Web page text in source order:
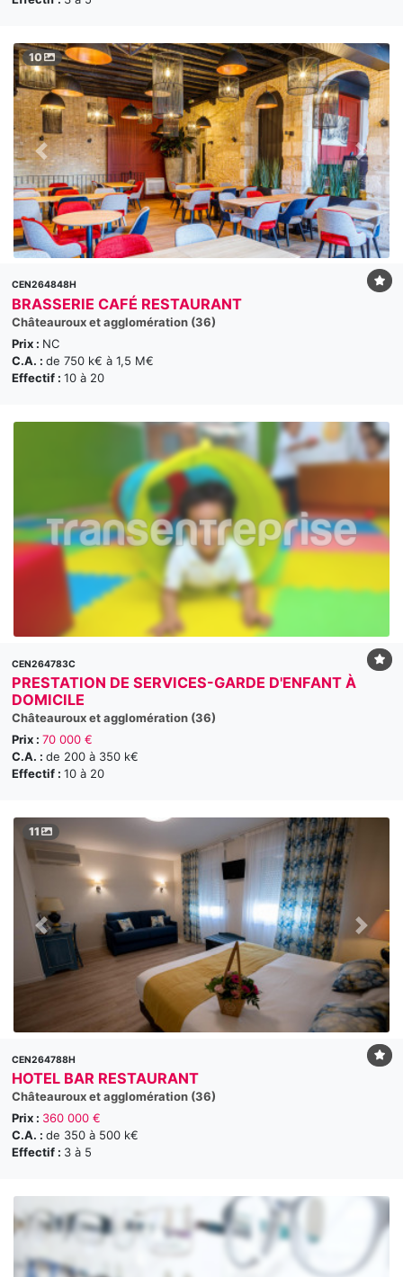
10
CEN264848H
BRASSERIE CAFÉ RESTAURANT
Châteauroux et agglomération (36)
Prix : NC
C.A. : de 750 k€ à 1,5 M€
Effectif : 10 à 20
CEN264783C
PRESTATION DE SERVICES-GARDE D'ENFANT À
DOMICILE
Châteauroux et agglomération (36)
Prix : 70 000 €
C.A. : de 200 à 350 k€
Effectif : 10 à 20
11
CEN264788H
HOTEL BAR RESTAURANT
Châteauroux et agglomération (36)
Prix : 360 000 €
C.A. : de 350 à 500 k€
Effectif : 3 à 5